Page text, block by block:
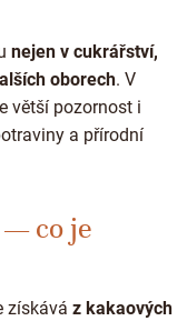
nejen v cukrářství,
oborech. V
větší pozornost i
a přírodní
— co je
získává z kakaových